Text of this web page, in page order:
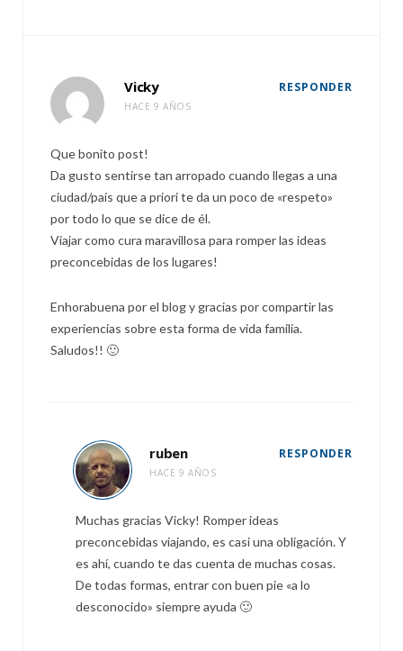
Vicky
HACE 9 AÑOS
RESPONDER
Que bonito post!
Da gusto sentirse tan arropado cuando llegas a una
ciudad/país que a priori te da un poco de «respeto»
por todo lo que se dice de él.
Viajar como cura maravillosa para romper las ideas
preconcebidas de los lugares!
Enhorabuena por el blog y gracias por compartir las
experiencias sobre esta forma de vida familia.
Saludos!! 🙂
ruben
HACE 9 AÑOS
RESPONDER
Muchas gracias Vicky! Romper ideas
preconcebidas viajando, es casi una obligación. Y
es ahí, cuando te das cuenta de muchas cosas.
De todas formas, entrar con buen pie «a lo
desconocido» siempre ayuda 🙂